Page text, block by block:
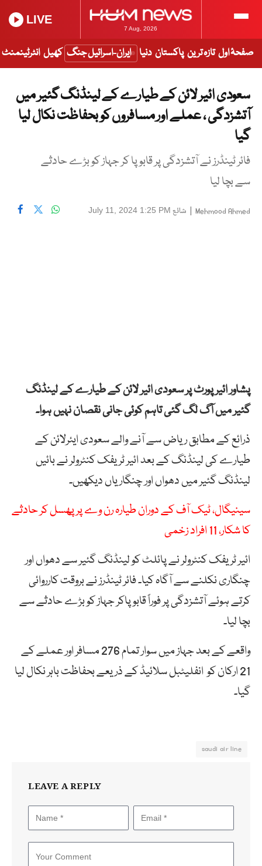
7 Aug, 2026
LIVE
صفحۂ اول تازہ ترین پاکستان دنیا ایران-اسرائیل جنگ کھیل انٹرٹینمنٹ
سعودی ائیر لائن کے طیارے کے لینڈنگ گئیر میں
آتشزدگی ، عملے اور مسافروں کو بحفاظت نکال لیا
گیا
فائر ٹینڈرز نے آتشزدگی پر قابو پا کر جہاز کو بڑے حادثے
سے بچا لیا
Mehmood Ahmed
| شائع July 11, 2024 1:25 PM
پشاور ائیر پورٹ پر سعودی ائیر لائن کے طیارے کے لینڈنگ
گئیر میں آگ لگ گئی تاہم کوئی جانی نقصان نہیں ہوا۔
ذرائع کے مطابق ریاض سے آنے والے سعودی ایئرلائن کے
طیارے کی لینڈنگ کے بعد ائیر ٹریفک کنٹرولر نے بائیں
لینڈنگ گئیر میں دھواں اور چنگاریاں دیکھیں۔
سینیگال، ٹیک آف کے دوران طیارہ رن وے پر پھسل کر حادثے
کا شکار، 11 افراد زخمی
ائیر ٹریفک کنٹرولر نے پائلٹ کو لینڈنگ گئیر سے دھواں اور
چنگاری نکلنے سے آگاہ کیا۔ فائر ٹینڈرز نے بروقت کارروائی
کرتے ہوئے آتشزدگی پر فوراً قابو پاکر جہاز کو بڑے حادثے سے
بچا لیا۔
واقعے کے بعد جہاز میں سوار تمام 276 مسافر اور عملے کے
21 ارکان کو انفلیٹبل سلائیڈ کے ذریعے بحفاظت باہر نکال لیا
گیا۔
saudi air line
LEAVE A REPLY